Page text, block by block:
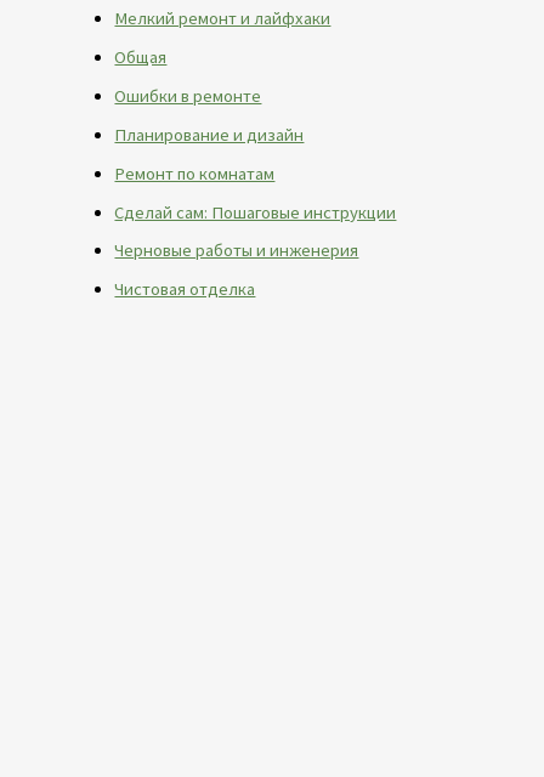
Мелкий ремонт и лайфхаки
Общая
Ошибки в ремонте
Планирование и дизайн
Ремонт по комнатам
Сделай сам: Пошаговые инструкции
Черновые работы и инженерия
Чистовая отделка